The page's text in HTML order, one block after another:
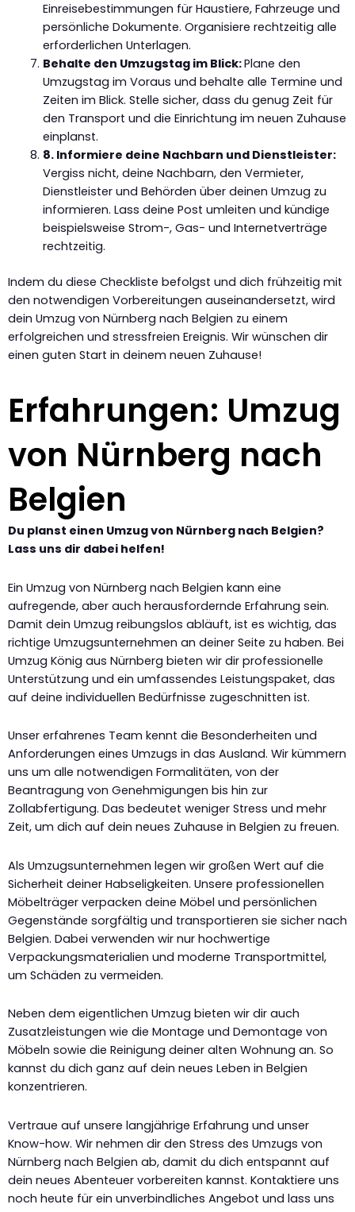
Einreisebestimmungen für Haustiere, Fahrzeuge und
persönliche Dokumente. Organisiere rechtzeitig alle
erforderlichen Unterlagen.
Behalte den Umzugstag im Blick:Plane den
Umzugstag im Voraus und behalte alle Termine und
Zeiten im Blick. Stelle sicher, dass du genug Zeit für
den Transport und die Einrichtung im neuen Zuhause
einplanst.
8. Informiere deine Nachbarn und Dienstleister:
Vergiss nicht, deine Nachbarn, den Vermieter,
Dienstleister und Behörden über deinen Umzug zu
informieren. Lass deine Post umleiten und kündige
beispielsweise Strom-, Gas- und Internetverträge
rechtzeitig.
Indem du diese Checkliste befolgst und dich frühzeitig mit
den notwendigen Vorbereitungen auseinandersetzt, wird
dein Umzug von Nürnberg nach Belgien zu einem
erfolgreichen und stressfreien Ereignis. Wir wünschen dir
einen guten Start in deinem neuen Zuhause!
Erfahrungen: Umzug
von Nürnberg nach
Belgien
Du planst einen Umzug von Nürnberg nach Belgien?
Lass uns dir dabei helfen!
Ein Umzug von Nürnberg nach Belgien kann eine
aufregende, aber auch herausfordernde Erfahrung sein.
Damit dein Umzug reibungslos abläuft, ist es wichtig, das
richtige Umzugsunternehmen an deiner Seite zu haben. Bei
Umzug König aus Nürnberg bieten wir dir professionelle
Unterstützung und ein umfassendes Leistungspaket, das
auf deine individuellen Bedürfnisse zugeschnitten ist.
Unser erfahrenes Team kennt die Besonderheiten und
Anforderungen eines Umzugs in das Ausland. Wir kümmern
uns um alle notwendigen Formalitäten, von der
Beantragung von Genehmigungen bis hin zur
Zollabfertigung. Das bedeutet weniger Stress und mehr
Zeit, um dich auf dein neues Zuhause in Belgien zu freuen.
Als Umzugsunternehmen legen wir großen Wert auf die
Sicherheit deiner Habseligkeiten. Unsere professionellen
Möbelträger verpacken deine Möbel und persönlichen
Gegenstände sorgfältig und transportieren sie sicher nach
Belgien. Dabei verwenden wir nur hochwertige
Verpackungsmaterialien und moderne Transportmittel,
um Schäden zu vermeiden.
Neben dem eigentlichen Umzug bieten wir dir auch
Zusatzleistungen wie die Montage und Demontage von
Möbeln sowie die Reinigung deiner alten Wohnung an. So
kannst du dich ganz auf dein neues Leben in Belgien
konzentrieren.
Vertraue auf unsere langjährige Erfahrung und unser
Know-how. Wir nehmen dir den Stress des Umzugs von
Nürnberg nach Belgien ab, damit du dich entspannt auf
dein neues Abenteuer vorbereiten kannst. Kontaktiere uns
noch heute für ein unverbindliches Angebot und lass uns